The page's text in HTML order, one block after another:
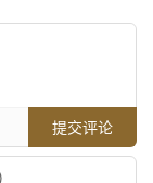
提交评论